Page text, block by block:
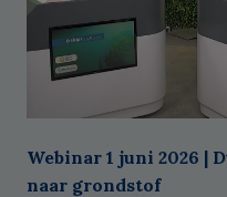
Webinar 1 juni 2026 |
naar grondstof